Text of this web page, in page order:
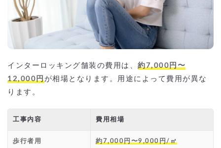
インターロッキング舗装の費用は、 約7,000円〜
12,000円 が相場となります。用途によって費用が異な
ります。
工事内容 費用相場
歩行者用 約7,000円〜9,000円/㎡